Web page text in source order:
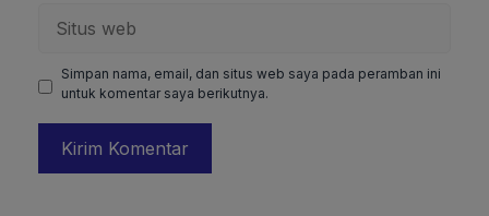
web
Simpan nama, email, dan situs web saya pada peramban ini
untuk komentar saya berikutnya.